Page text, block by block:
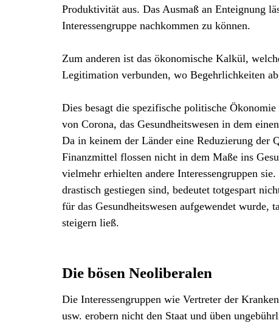
Produktivität aus. Das Ausmaß an Enteignung
Interessengruppe nachkommen zu können.
Zum anderen ist das ökonomische Kalkül,
Legitimation verbunden, wo Begehrlichkeiten
Dies besagt die spezifische politische
von Corona, das Gesundheitswesen in dem
Da in keinem der Länder eine Reduzierung der
Finanzmittel flossen nicht in dem Maße ins
vielmehr erhielten andere Interessengruppen
drastisch gestiegen sind, bedeutet totgespart
für das Gesundheitswesen aufgewendet wurde,
steigern ließ.
Die bösen Neoliberalen
Die Interessengruppen wie Vertreter der
usw. erobern nicht den Staat und üben